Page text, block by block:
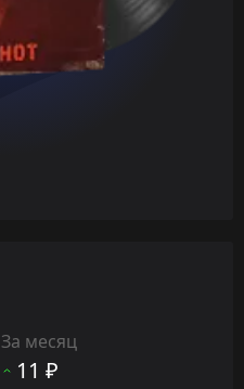
За месяц
11 ₽